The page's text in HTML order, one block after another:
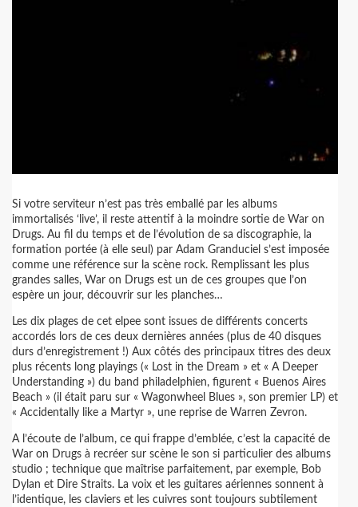
Si votre serviteur n’est pas très emballé par les albums
immortalisés ‘live’, il reste attentif à la moindre sortie de War on
Drugs. Au fil du temps et de l’évolution de sa discographie, la
formation portée (à elle seul) par Adam Granduciel s’est imposée
comme une référence sur la scène rock. Remplissant les plus
grandes salles, War on Drugs est un de ces groupes que l’on
espère un jour, découvrir sur les planches…
Les dix plages de cet elpee sont issues de différents concerts
accordés lors de ces deux dernières années (plus de 40 disques
durs d’enregistrement !) Aux côtés des principaux titres des deux
plus récents long playings (« Lost in the Dream » et « A Deeper
Understanding ») du band philadelphien, figurent « Buenos Aires
Beach » (il était paru sur « Wagonwheel Blues », son premier LP) et
« Accidentally like a Martyr », une reprise de Warren Zevron.
A l’écoute de l’album, ce qui frappe d’emblée, c’est la capacité de
War on Drugs à recréer sur scène le son si particulier des albums
studio ; technique que maîtrise parfaitement, par exemple, Bob
Dylan et Dire Straits. La voix et les guitares aériennes sonnent à
l’identique, les claviers et les cuivres sont toujours subtilement